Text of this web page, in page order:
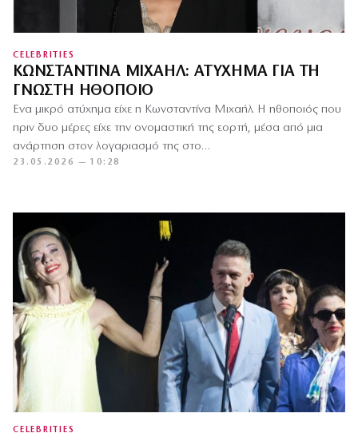
CELEBRITIES
ΚΩΝΣΤΑΝΤΊΝΑ ΜΙΧΑΉΛ: ΑΤΎΧΗΜΑ ΓΙΑ ΤΗ
ΓΝΩΣΤΉ ΗΘΟΠΟΙΌ
Ένα μικρό ατύχημα είχε η Κωνσταντίνα Μιχαήλ. Η ηθοποιός που
πριν δυο μέρες είχε την ονομαστική της εορτή, μέσα από μια
ανάρτηση στον λογαριασμό της στο…
23.05.2026 — 10:28
CELEBRITIES